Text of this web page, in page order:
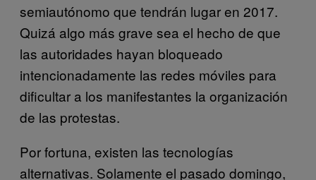
semiautónomo que tendrán lugar en 2017.
Quizá algo más grave sea el hecho de que
las autoridades hayan bloqueado
intencionadamente las redes móviles para
dificultar a los manifestantes la organización
de las protestas.
Por fortuna, existen las tecnologías
alternativas. Solamente el pasado domingo,